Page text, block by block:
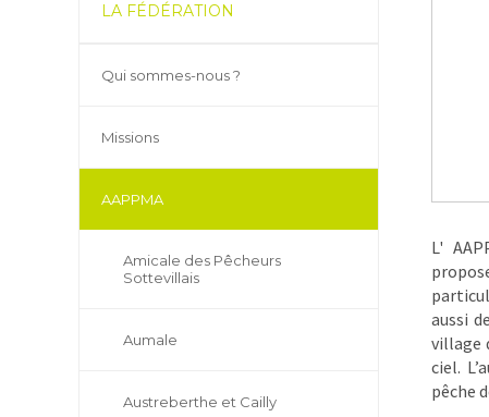
LA FÉDÉRATION
Qui sommes-nous ?
Missions
AAPPMA
Amicale des Pêcheurs
Sottevillais
Aumale
Austreberthe et Cailly
L'
aussi
village
ciel.
pêche